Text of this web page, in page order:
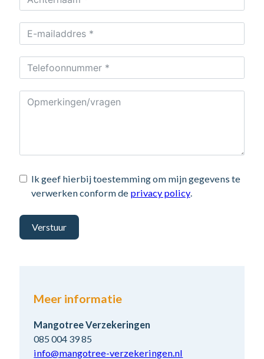
Ik geef hierbij toestemming om mijn gegevens te
verwerken conform de privacy policy.
Verstuur
Meer informatie
Mangotree Verzekeringen
085 004 39 85
info@mangotree-verzekeringen.nl